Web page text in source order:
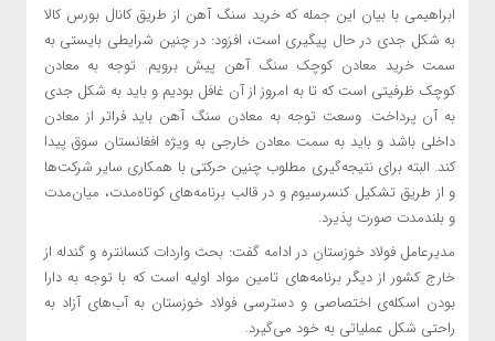
ابراهیمی با بیان این جمله که خرید سنگ آهن از طریق کانال بورس کالا
به شکل جدی در حال پیگیری است، افزود: در چنین شرایطی بایستی به
سمت خرید معادن کوچک سنگ آهن پیش برویم. توجه به‌ معادن
کوچک ظرفیتی است که تا به امروز از آن غافل بودیم و باید به شکل جدی
به آن پرداخت. وسعت توجه به معادن سنگ آهن باید فراتر از معادن
داخلی باشد و باید به سمت معادن خارجی به ویژه افغانستان سوق پیدا
کند. البته برای نتیجه‌گیری مطلوب چنین حرکتی با همکاری سایر شرکت‌ها
و از طریق تشکیل کنسرسیوم و در قالب برنامه‌های کوتاه‌مدت، میان‌مدت
و بلند‌مدت صورت پذیرد.
مدیرعامل فولاد خوزستان در ادامه گفت: بحث واردات کنسانتره و گندله از
خارج کشور از دیگر برنامه‌های تامین مواد اولیه است که با توجه به دارا
بودن اسکله‌ی اختصاصی و دسترسی فولاد خوزستان به آب‌های آزاد به
راحتی شکل عملیاتی به خود می‌گیرد.